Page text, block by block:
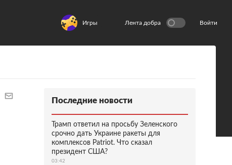
Игры Лента добра Войти
Последние новости
Трамп ответил на просьбу Зеленского
срочно дать Украине ракеты для
комплексов Patriot. Что сказал
президент США?
03:42